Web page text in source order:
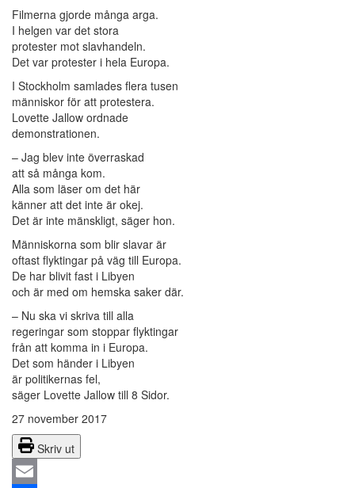
Filmerna gjorde många arga.
I helgen var det stora
protester mot slavhandeln.
Det var protester i hela Europa.
I Stockholm samlades flera tusen
människor för att protestera.
Lovette Jallow ordnade
demonstrationen.
– Jag blev inte överraskad
att så många kom.
Alla som läser om det här
känner att det inte är okej.
Det är inte mänskligt, säger hon.
Människorna som blir slavar är
oftast flyktingar på väg till Europa.
De har blivit fast i Libyen
och är med om hemska saker där.
– Nu ska vi skriva till alla
regeringar som stoppar flyktingar
från att komma in i Europa.
Det som händer i Libyen
är politikernas fel,
säger Lovette Jallow till 8 Sidor.
27 november 2017
Skriv ut